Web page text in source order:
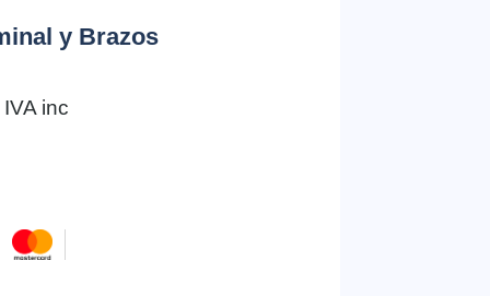
y Brazos
IVA inc